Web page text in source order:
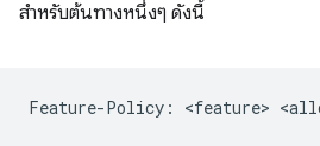
สำหรับต้นทางหนึ่งๆ ดังนี้